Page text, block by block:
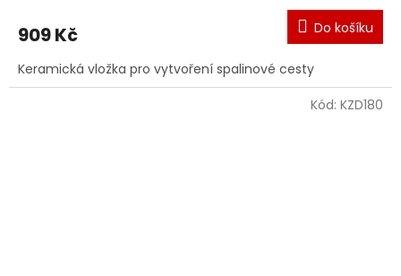
909 Kč Do košíku
Keramická vložka pro vytvoření spalinové cesty
Kód: KZD180